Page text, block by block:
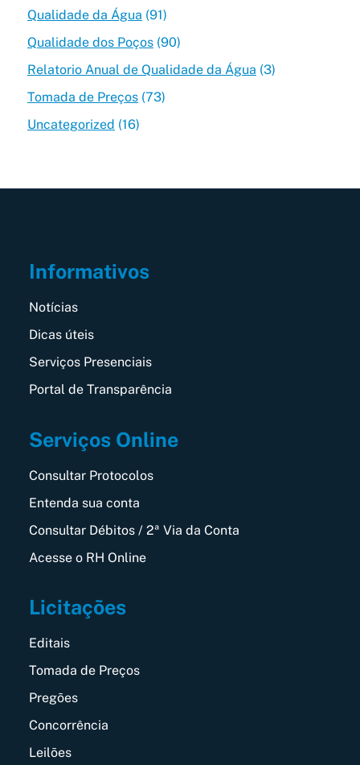
Qualidade da Água (91)
Qualidade dos Poços(90)
Relatorio Anual de Qualidade da Água (3)
Tomada de Preços(73)
Uncategorized (16)
Informativos
Notícias
Dicas úteis
Serviços Presenciais
Portal de Transparência
Serviços Online
Consultar Protocolos
Entenda sua conta
Consultar Débitos / 2ª Via da Conta
Acesse o RH Online
Licitações
Editais
Tomada de Preços
Pregões
Concorrência
Leilões